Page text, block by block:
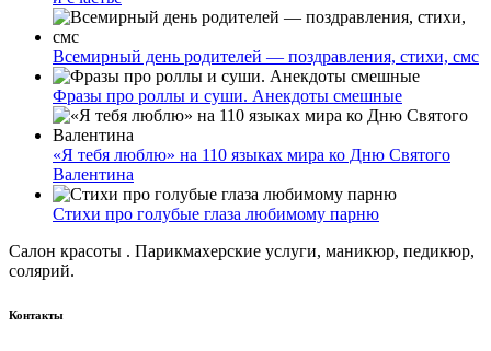
Всемирный день родителей — поздравления, стихи, смс
Фразы про роллы и суши. Анекдоты смешные
«Я тебя люблю» на 110 языках мира ко Дню Святого
Валентина
Стихи про голубые глаза любимому парню
Салон красоты . Парикмахерские услуги, маникюр, педикюр,
солярий.
Контакты